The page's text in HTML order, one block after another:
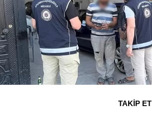
TAKİP ET